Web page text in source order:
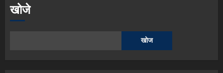
खोजे
खोज